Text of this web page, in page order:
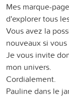
Mes marque-
d'explorer tous
Vous avez la
nouveaux si
Je vous invite
mon univers.
Cordialement.
Pauline dans le